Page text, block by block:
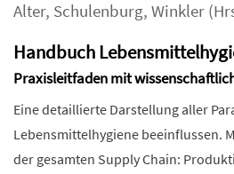
Alter, Schulenburg, Winkler
Handbuch
Praxisleitfaden mit
Eine detaillierte Darstellung aller
Lebensmittelhygiene beeinflussen.
der gesamten Supply Chain: